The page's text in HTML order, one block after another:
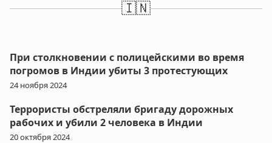
🇮🇳
При столкновении с полицейскими во время
погромов в Индии убиты 3 протестующих
24 ноября 2024
Террористы обстреляли бригаду дорожных
рабочих и убили 2 человека в Индии
20 октября 2024